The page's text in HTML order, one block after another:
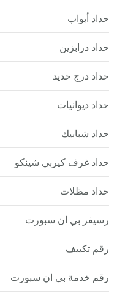
حداد أبواب
حداد درابزين
حداد درج حديد
حداد ديوانيات
حداد شبابيك
حداد غرف كيربي شينكو
حداد مظلات
رسيفر بي ان سبورت
رقم تكييف
رقم خدمة بي ان سبورت